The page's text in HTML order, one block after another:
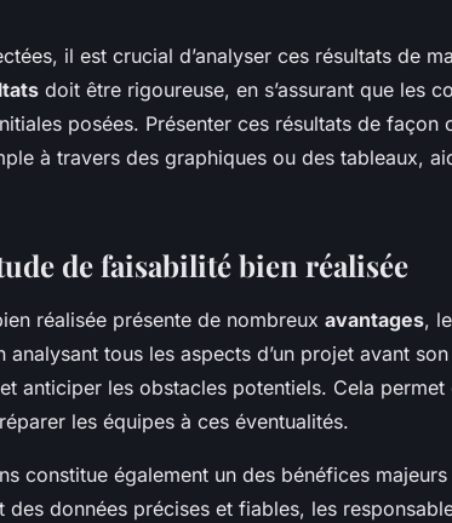
il est crucial d’analyser ces résultats de
doit être rigoureuse, en s’assurant que les
posées. Présenter ces résultats de façon
à travers des graphiques ou des tableaux,
de faisabilité bien réalisée
réalisée présente de nombreux avantages,
analysant tous les aspects d’un projet avant
anticiper les obstacles potentiels. Cela
les équipes à ces éventualités.
constitue également un des bénéfices
des données précises et fiables, les